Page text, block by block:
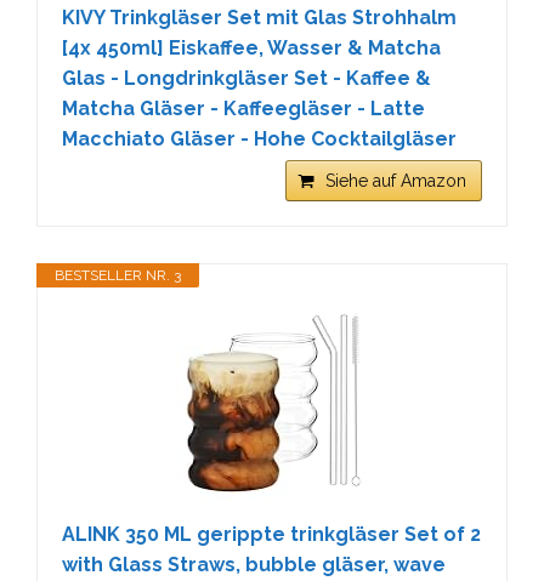
KIVY Trinkgläser Set mit Glas Strohhalm
[4x 450ml] Eiskaffee, Wasser & Matcha
Glas - Longdrinkgläser Set - Kaffee &
Matcha Gläser - Kaffeegläser - Latte
Macchiato Gläser - Hohe Cocktailgläser
Siehe auf Amazon
BESTSELLER NR. 3
ALINK 350 ML gerippte trinkgläser Set of 2
with Glass Straws, bubble gläser, wave